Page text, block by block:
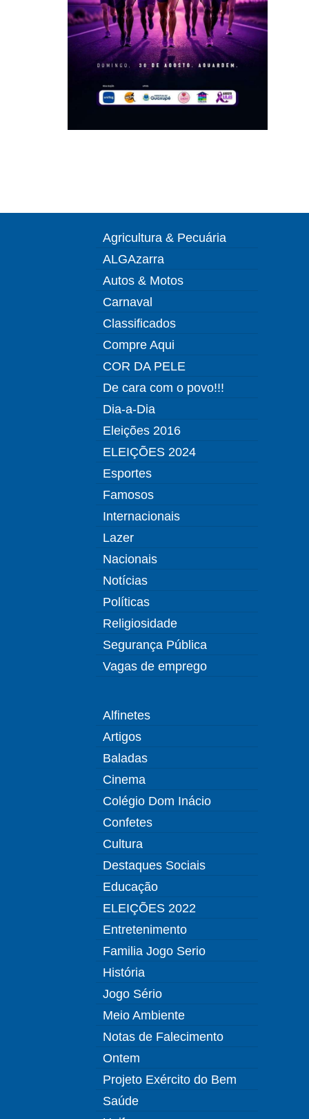
Agricultura & Pecuária
ALGAzarra
Autos & Motos
Carnaval
Classificados
Compre Aqui
COR DA PELE
De cara com o povo!!!
Dia-a-Dia
Eleições 2016
ELEIÇÕES 2024
Esportes
Famosos
Internacionais
Lazer
Nacionais
Notícias
Políticas
Religiosidade
Segurança Pública
Vagas de emprego
Alfinetes
Artigos
Baladas
Cinema
Colégio Dom Inácio
Confetes
Cultura
Destaques Sociais
Educação
ELEIÇÕES 2022
Entretenimento
Familia Jogo Serio
História
Jogo Sério
Meio Ambiente
Notas de Falecimento
Ontem
Projeto Exército do Bem
Saúde